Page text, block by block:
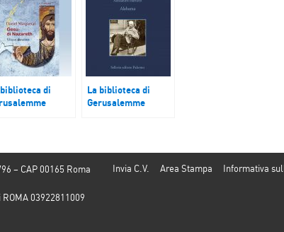
di
La biblioteca di
Gerusalemme
Invia C.V. Area Stampa Informativa
– CAP 00165 Roma
03922811009